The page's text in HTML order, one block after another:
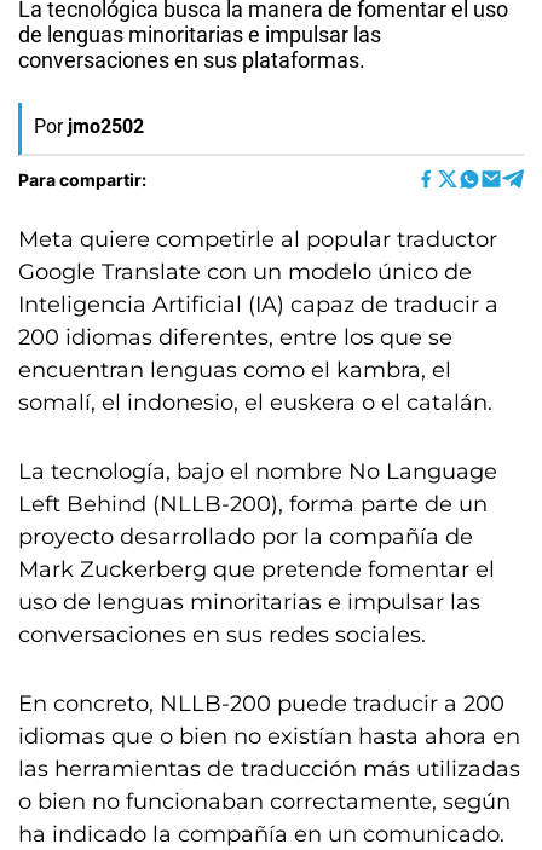
La tecnológica busca la manera de fomentar el uso
de lenguas minoritarias e impulsar las
conversaciones en sus plataformas.
Por jmo2502
Para compartir:
Meta quiere competirle al popular traductor
Google Translate con un modelo único de
Inteligencia Artificial (IA) capaz de traducir a
200 idiomas diferentes, entre los que se
encuentran lenguas como el kambra, el
somalí, el indonesio, el euskera o el catalán.
La tecnología, bajo el nombre No Language
Left Behind (NLLB-200), forma parte de un
proyecto desarrollado por la compañía de
Mark Zuckerberg que pretende fomentar el
uso de lenguas minoritarias e impulsar las
conversaciones en sus redes sociales.
En concreto, NLLB-200 puede traducir a 200
idiomas que o bien no existían hasta ahora en
las herramientas de traducción más utilizadas
o bien no funcionaban correctamente, según
ha indicado la compañía en un comunicado.